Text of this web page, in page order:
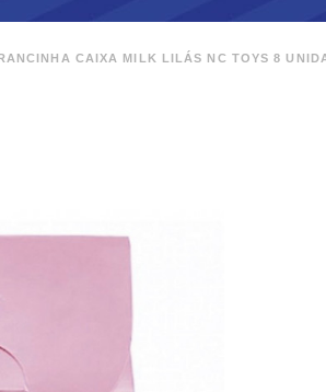
CAIXA MILK LILÁS NC TOYS 8